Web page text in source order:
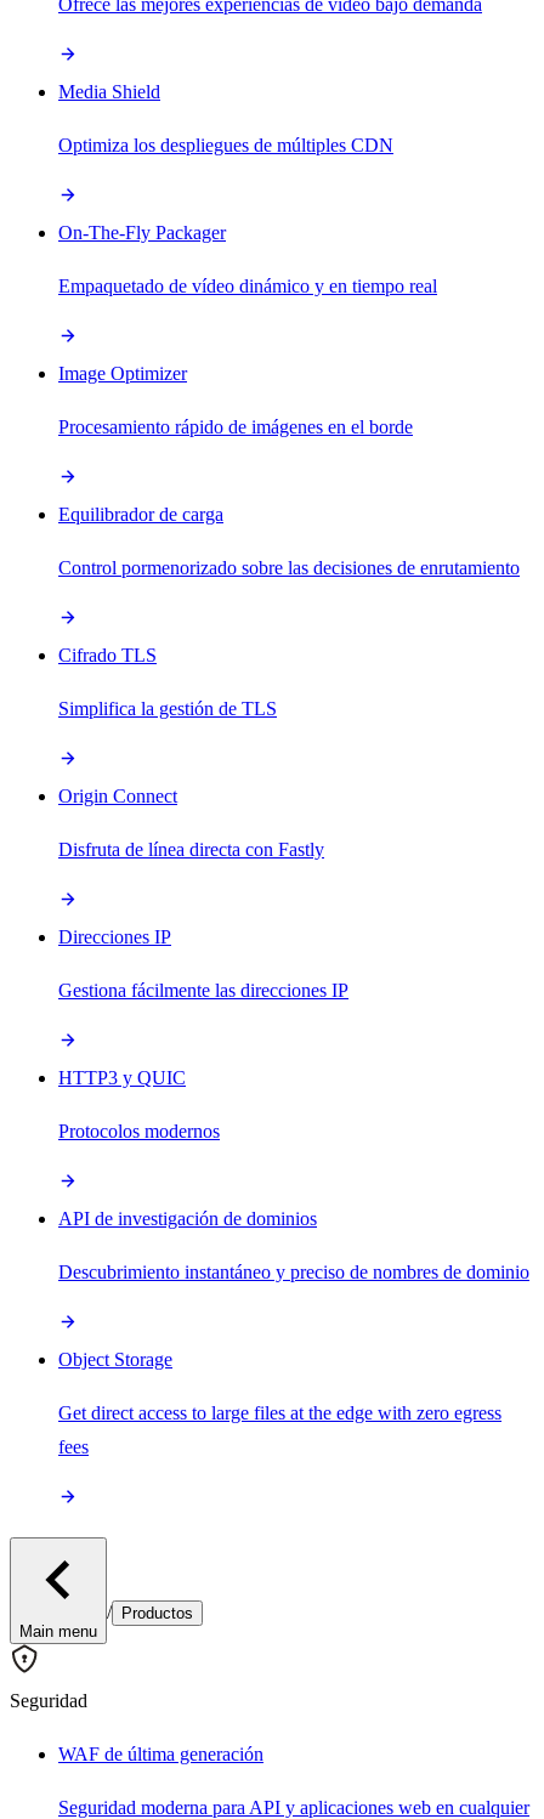
Ofrece las mejores experiencias de vídeo bajo demanda
Media Shield
Optimiza los despliegues de múltiples CDN
On-The-Fly Packager
Empaquetado de vídeo dinámico y en tiempo real
Image Optimizer
Procesamiento rápido de imágenes en el borde
Equilibrador de carga
Control pormenorizado sobre las decisiones de enrutamiento
Cifrado TLS
Simplifica la gestión de TLS
Origin Connect
Disfruta de línea directa con Fastly
Direcciones IP
Gestiona fácilmente las direcciones IP
HTTP3 y QUIC
Protocolos modernos
API de investigación de dominios
Descubrimiento instantáneo y preciso de nombres de dominio
Object Storage
Get direct access to large files at the edge with zero egress
fees
Main menu
/ Productos
Seguridad
WAF de última generación
Seguridad moderna para API y aplicaciones web en cualquier